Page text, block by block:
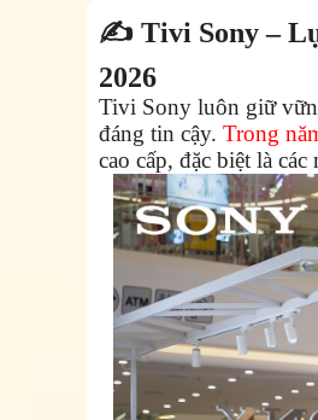
✍️ Tivi Sony –
2026
Tivi Sony luôn giữ
đáng tin cậy. Trong
cao cấp, đặc biệt là